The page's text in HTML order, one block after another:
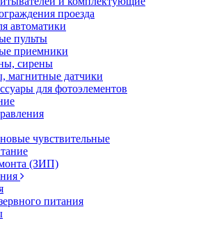
проезда
автоматики
пульты
приемники
сирены
магнитные датчики
для фотоэлементов
чувствительные
(ЗИП)
питания